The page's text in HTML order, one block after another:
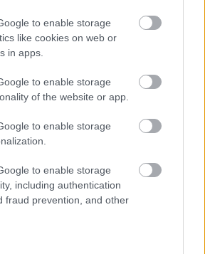
to enable storage
like cookies on web or
in apps.
to enable storage
of the website or app.
to enable storage
to enable storage
including authentication
fraud prevention, and other